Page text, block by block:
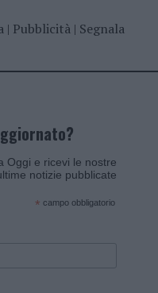
| Pubblicità| Segnala
Oggi e ricevi le nostre
notizie pubblicate
* campo obbligatorio